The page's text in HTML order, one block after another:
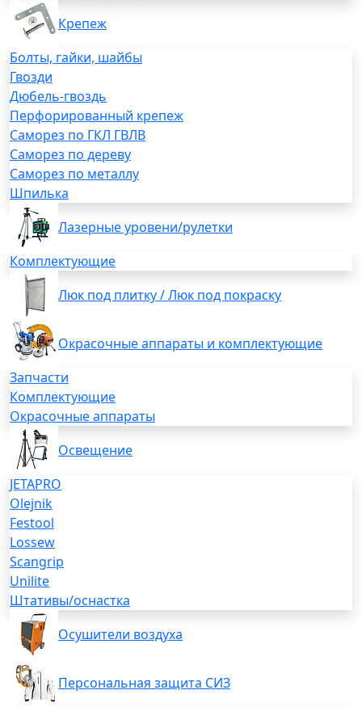
Крепеж
Болты, гайки, шайбы
Гвозди
Дюбель-гвоздь
Перфорированный крепеж
Саморез по ГКЛ ГВЛВ
Саморез по дереву
Саморез по металлу
Шпилька
Лазерные уровени/рулетки
Комплектующие
Люк под плитку / Люк под покраску
Окрасочные аппараты и комплектующие
Запчасти
Комплектующие
Окрасочные аппараты
Освещение
JETAPRO
Olejnik
Festool
Lossew
Scangrip
Unilite
Штативы/оснастка
Осушители воздуха
Персональная защита СИЗ